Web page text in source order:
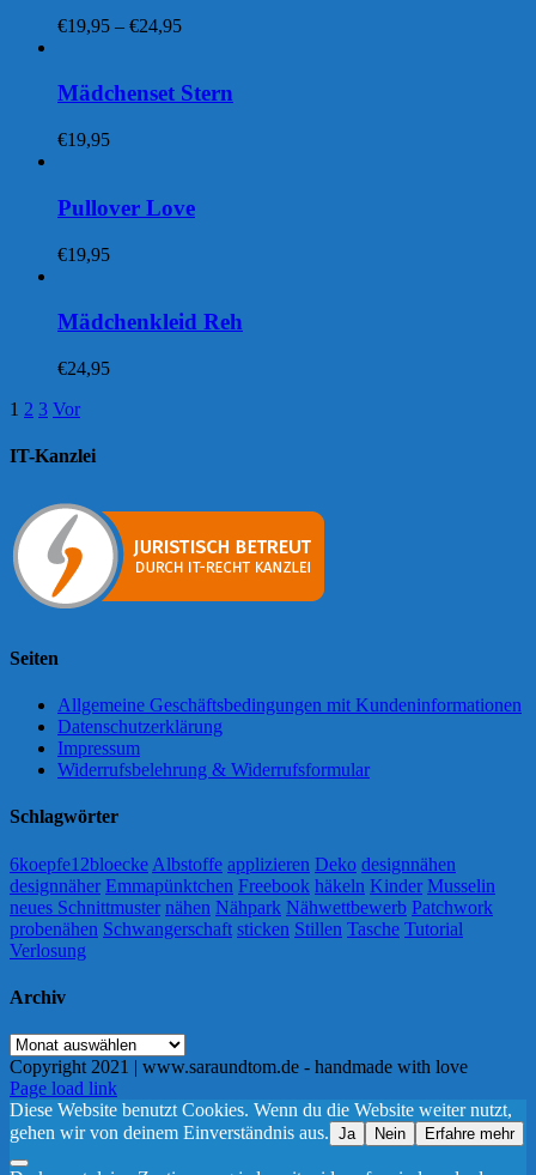
€19,95 – €24,95Preisspanne:
€24,95
Mädchenset Stern
€19,95
Pullover Love
€19,95
Mädchenkleid Reh
€24,95
1 2 3 Vor
IT-Kanzlei
Seiten
Allgemeine Geschäftsbedingungen mit Kundeninformationen
Datenschutzerklärung
Impressum
Widerrufsbelehrung & Widerrufsformular
Schlagwörter
6koepfe12bloecke Albstoffe applizieren Deko designnähen
designnäher Emmapünktchen Freebook häkeln Kinder Musselin
neues Schnittmuster nähen Nähpark Nähwettbewerb Patchwork
probenähen Schwangerschaft sticken Stillen Tasche Tutorial
Verlosung
Archiv
Archiv
Copyright 2021 | www.saraundtom.de - handmade with love
Instagram
Page load link
Diese Website benutzt Cookies. Wenn du die Website weiter nutzt,
gehen wir von deinem Einverständnis aus. Ja Nein Erfahre mehr